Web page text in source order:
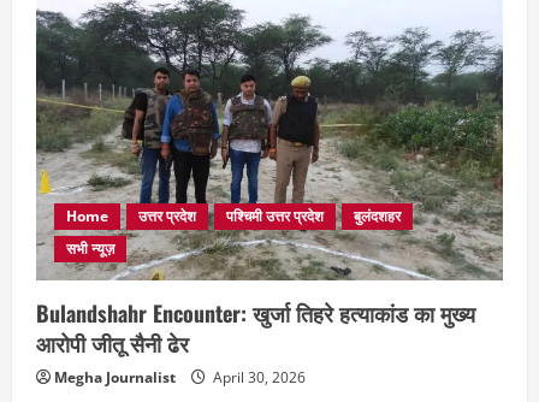
मनोज
पांडे
तक…
Yogi
कैबिनेट
में
इन
चेहरों
की
एंट्री
क्यों
खास?
Home उत्तर प्रदेश पश्चिमी उत्तर प्रदेश
बुलंदशहर
सभी न्यूज़
Bulandshahr Encounter: खुर्जा तिहरे हत्याकांड का मुख्य
आरोपी जीतू सैनी ढेर
Megha Journalist April 30, 2026